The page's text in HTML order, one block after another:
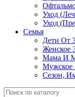
Уход
Уход
Семья
Дети От
Женское
Мама И
Мужское
Сезон,